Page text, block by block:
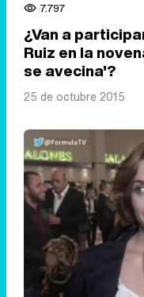
7.797
¿Van a
Ruiz en la
se avecina'?
25 de octubre 2015